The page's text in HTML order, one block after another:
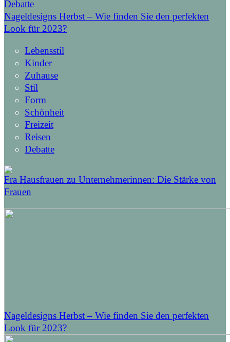
Debatte
Nageldesigns Herbst – Wie finden Sie den perfekten
Look für 2023?
Lebensstil
Kinder
Zuhause
Stil
Form
Schönheit
Freizeit
Reisen
Debatte
Fra Hausfrauen zu Unternehmerinnen: Die Stärke von
Frauen
Nageldesigns Herbst – Wie finden Sie den perfekten
Look für 2023?